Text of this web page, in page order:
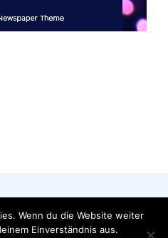
FAQ
Wenn du die Website weiter
Einverständnis aus.